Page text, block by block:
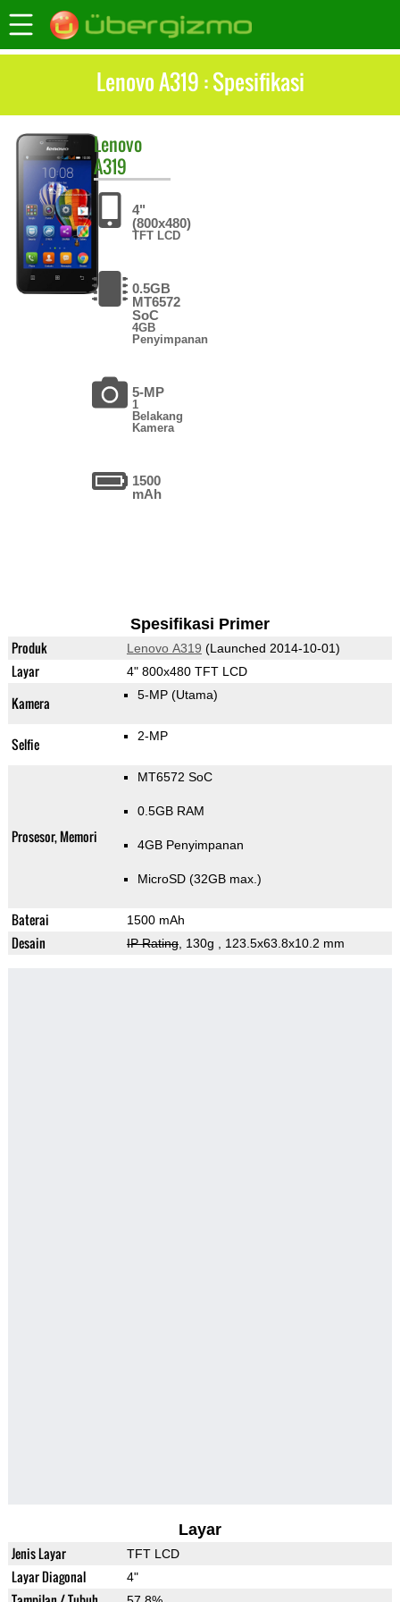
Lenovo A319 : Spesifikasi
Lenovo
A319
4"
(800x480)
TFT LCD
0.5GB
MT6572
SoC
4GB
Penyimpanan
5-MP
1
Belakang
Kamera
1500
mAh
Spesifikasi Primer
Produk Lenovo A319 (Launched 2014-10-01)
Layar 4" 800x480 TFT LCD
Kamera 5-MP (Utama)
Selfie 2-MP
Prosesor, Memori
MT6572 SoC
0.5GB RAM
4GB Penyimpanan
MicroSD (32GB max.)
Baterai 1500 mAh
Desain IP Rating, 130g , 123.5x63.8x10.2 mm
Layar
Jenis Layar TFT LCD
Layar Diagonal 4"